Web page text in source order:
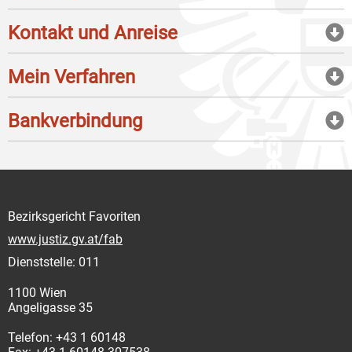
Kontakt und Anreise
Mein Verfahren
Bankverbindung
Bezirksgericht Favoriten
www.justiz.gv.at/fab
Dienststelle: 011
1100 Wien
Angeligasse 35
Telefon: +43 1 60148